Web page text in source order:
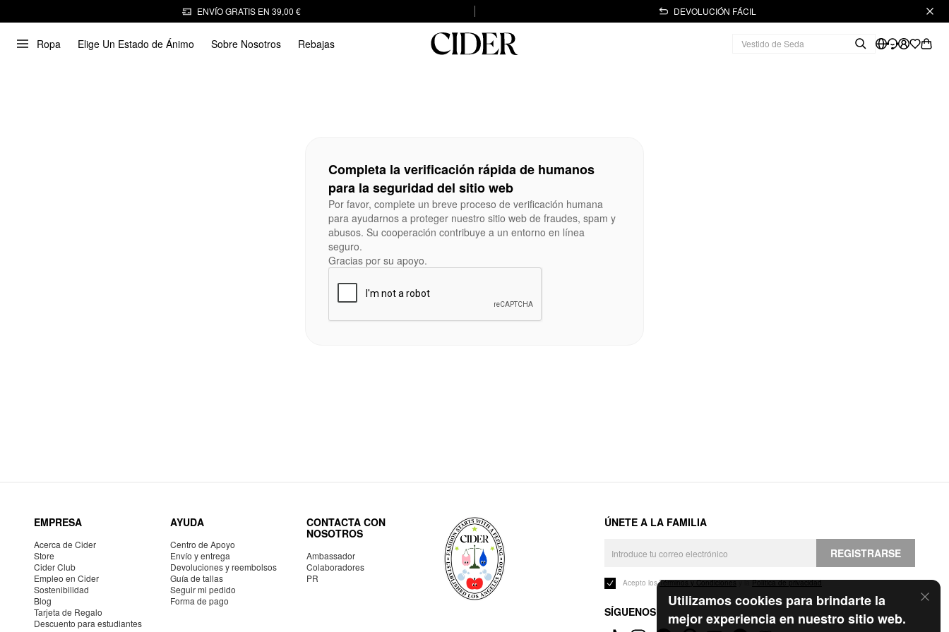
ENVÍO GRATIS EN 39,00 € DEVOLUCIÓN FÁCIL
Ropa Elige Un Estado de Ánimo Sobre Nosotros Rebajas
Utilizamos cookies para brindarte la
mejor experiencia en nuestro sitio web.
Completa la verificación rápida de humanos
para la seguridad del sitio web
Por favor, complete un breve proceso de verificación humana
para ayudarnos a proteger nuestro sitio web de fraudes, spam y
abusos. Su cooperación contribuye a un entorno en línea
seguro.
Gracias por su apoyo.
EMPRESA
Acerca de Cider
Store
Cider Club
Empleo en Cider
Sostenibilidad
Blog
Tarjeta de Regalo
Descuento para estudiantes
AYUDA
Centro de Apoyo
Envío y entrega
Devoluciones y reembolsos
Guía de tallas
Seguir mi pedido
Forma de pago
CONTACTA CON
NOSOTROS
Ambassador
Colaboradores
PR
ÚNETE A LA FAMILIA
REGISTRARSE
Acepto losTérminos y Condicionesy laPolítica de privacidad.
SÍGUENOS